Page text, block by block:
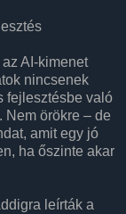
AI-kimenet
nincsenek
fejlesztésbe való
Nem örökre – de
amit egy jó
ha őszinte akar
leírták a